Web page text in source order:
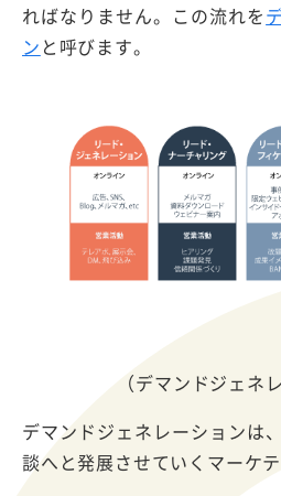
ればなりません。この流れを
ン と呼びます。
（デマンドジェネ
デマンドジェネレーションは
談へと発展させていくマーケ